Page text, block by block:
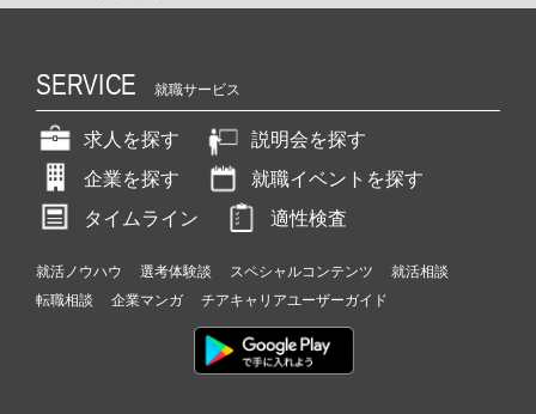
SERVICE 就職サービス
求人を探す
説明会を探す
企業を探す
就職イベントを探す
タイムライン
適性検査
就活ノウハウ 選考体験談 スペシャルコンテンツ
就活相談
転職相談
企業マンガ チアキャリアユーザーガイド